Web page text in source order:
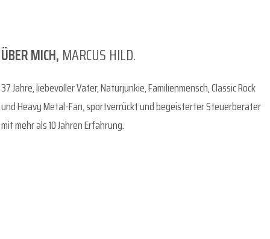
ÜBER MICH, MARCUS HILD.
37 Jahre, liebevoller Vater, Naturjunkie, Familienmensch, Classic Rock
und Heavy Metal-Fan, sportverrückt und begeisterter Steuerberater
mit mehr als 10 Jahren Erfahrung.